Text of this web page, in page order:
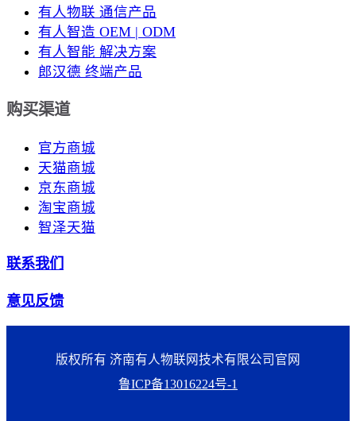
有人物联 通信产品
有人智造 OEM | ODM
有人智能 解决方案
郎汉德 终端产品
购买渠道
官方商城
天猫商城
京东商城
淘宝商城
智泽天猫
联系我们
意见反馈
版权所有 济南有人物联网技术有限公司官网
鲁ICP备13016224号-1